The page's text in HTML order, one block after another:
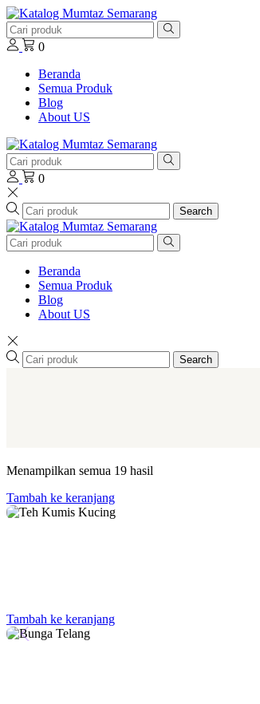
0
Beranda
Semua Produk
Blog
About US
0
Search
Beranda
Semua Produk
Blog
About US
Search
Menampilkan semua 19 hasil
Tambah ke keranjang
Tambah ke keranjang